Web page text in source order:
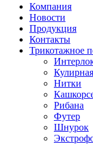
Компания
Новости
Продукция
Контакты
Трикотажное
Нитки
Рибана
Футер
Шнурок